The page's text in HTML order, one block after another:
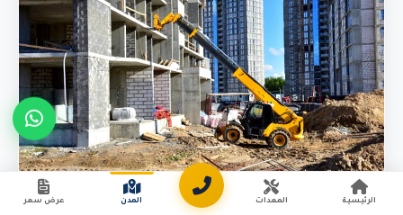
الرئيسية المعدات المدن عرض سعر